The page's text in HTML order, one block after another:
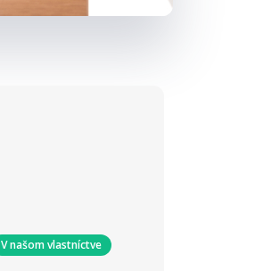
V našom vlastníctve